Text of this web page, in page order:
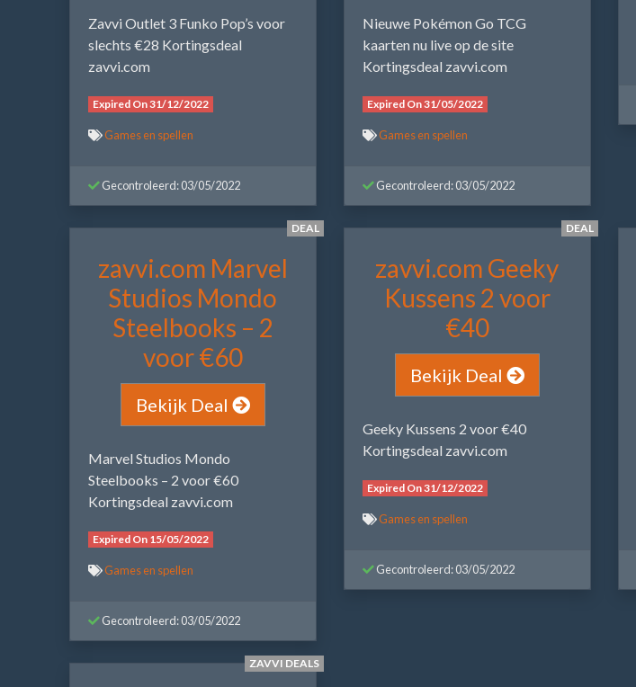
Zavvi Outlet 3 Funko Pop’s voor
slechts €28 Kortingsdeal
zavvi.com
Expired On 31/12/2022
Games en spellen
Gecontroleerd: 03/05/2022
Nieuwe Pokémon Go TCG
kaarten nu live op de site
Kortingsdeal zavvi.com
Expired On 31/05/2022
Games en spellen
Gecontroleerd: 03/05/2022
DEAL
zavvi.com Marvel
Studios Mondo
Steelbooks – 2
voor €60
Bekijk Deal
Marvel Studios Mondo
Steelbooks – 2 voor €60
Kortingsdeal zavvi.com
Expired On 15/05/2022
Games en spellen
Gecontroleerd: 03/05/2022
DEAL
zavvi.com Geeky
Kussens 2 voor
€40
Bekijk Deal
Geeky Kussens 2 voor €40
Kortingsdeal zavvi.com
Expired On 31/12/2022
Games en spellen
Gecontroleerd: 03/05/2022
ZAVVI DEALS